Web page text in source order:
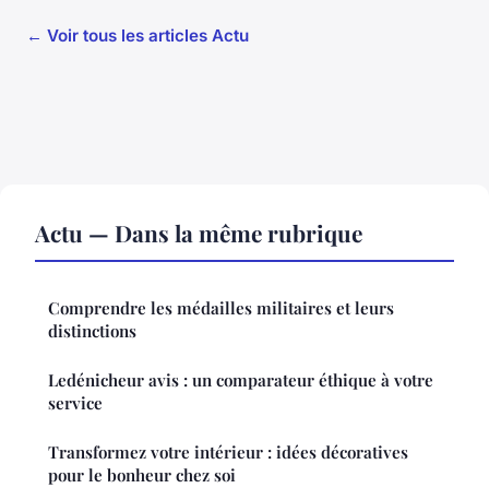
← Voir tous les articles Actu
Actu — Dans la même rubrique
Comprendre les médailles militaires et leurs
distinctions
Ledénicheur avis : un comparateur éthique à votre
service
Transformez votre intérieur : idées décoratives
pour le bonheur chez soi